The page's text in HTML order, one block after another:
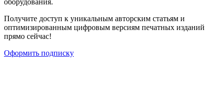
оборудования.
Получите доступ к уникальным авторским статьям и
оптимизированным цифровым версиям печатных изданий
прямо сейчас!
Оформить подписку